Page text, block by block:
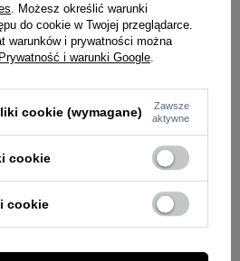
naturalnej i zamszu dla wentylacji i
środkowa
zapewniająca przyczepność
z kontrastowym akcentem
wybór dla mężczyzn, którzy cenią sobie
design. Dzięki klasycznej kolorystyce i
. Możesz określić warunki
do cookie w Twojej przeglądarce.
warunków i prywatności można
Prywatność i warunki Google
cookie (wymagane)
Zawsze
aktywne
cookie
cookie